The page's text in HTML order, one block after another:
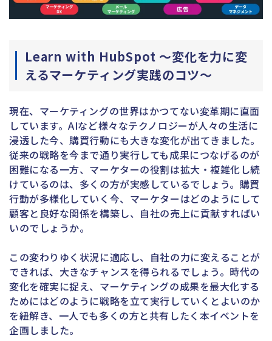
Learn with HubSpot 〜変化を力に変
えるマーケティング実践のコツ〜
現在、マーケティングの世界はかつてない変革期に直面
しています。AIなど様々なテクノロジーが人々の生活に
浸透した今、購買行動にも大きな変化が出てきました。
従来の戦略を今まで通り実行しても成果につなげるのが
困難になる一方、マーケターの役割は拡大・複雑化し続
けているのは、多くの方が実感しているでしょう。購買
行動が多様化していく今、マーケターはどのようにして
顧客と良好な関係を構築し、自社の売上に貢献すればい
いのでしょうか。
この変わりゆく状況に適応し、自社の力に変えることが
できれば、大きなチャンスを得られるでしょう。時代の
変化を確実に捉え、マーケティングの成果を最大化する
ためにはどのように戦略を立て実行していくとよいのか
を紐解き、一人でも多くの方と共有したく本イベントを
企画しました。